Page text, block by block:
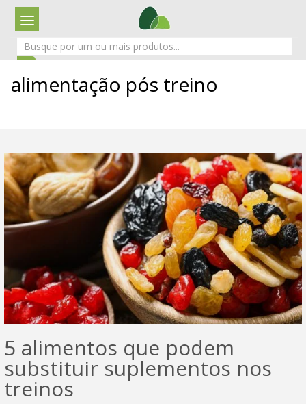
alimentação pós treino
5 alimentos que podem
substituir suplementos nos
treinos